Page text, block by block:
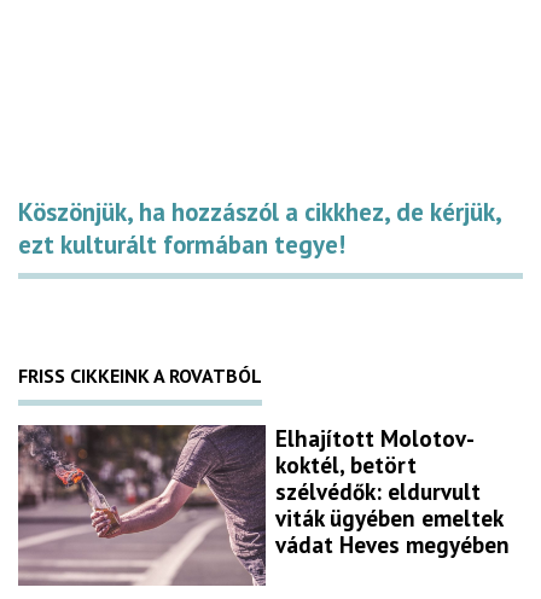
Köszönjük, ha hozzászól a cikkhez, de kérjük,
ezt kulturált formában tegye!
FRISS CIKKEINK A ROVATBÓL
Elhajított Molotov-
koktél, betört
szélvédők: eldurvult
viták ügyében emeltek
vádat Heves megyében